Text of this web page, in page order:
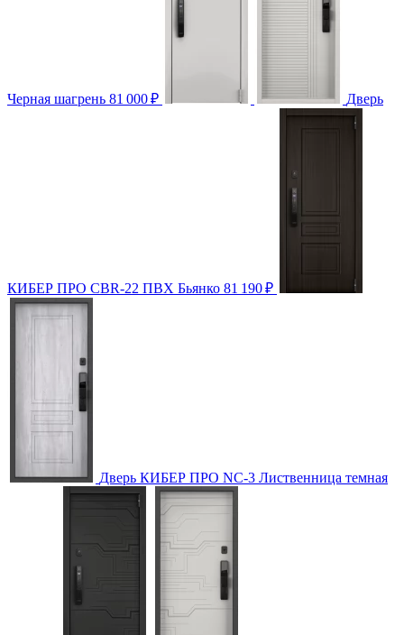
Черная шагрень 81 000₽ Дверь
КИБЕР ПРО CBR-22 ПВХ Бьянко 81 190₽
Дверь КИБЕР ПРО NC-3 Лиственница темная